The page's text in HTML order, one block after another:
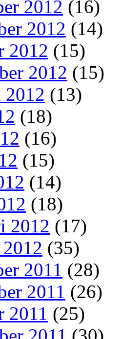
2012 (16)
2012 (14)
2012 (15)
2012 (15)
2012 (13)
(18)
(16)
(15)
(14)
(18)
2012 (17)
(35)
2011 (28)
2011 (26)
2011 (25)